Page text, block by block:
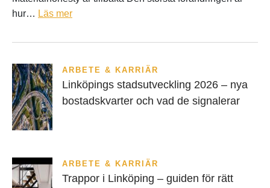
hur… Läs mer
ARBETE & KARRIÄR
Linköpings stadsutveckling 2026 – nya
bostadskvarter och vad de signalerar
ARBETE & KARRIÄR
Trappor i Linköping – guiden för rätt